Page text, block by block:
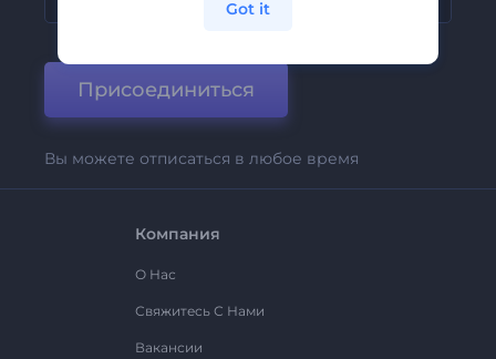
Присоединиться
Вы можете отписаться в любое время
Компания
О Нас
Свяжитесь С Нами
Вакансии
Got it